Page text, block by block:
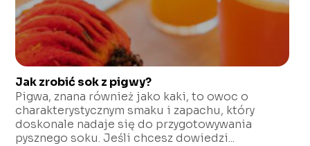
Jak zrobić sok z pigwy?
Pigwa, znana również jako kaki, to owoc o
charakterystycznym smaku i zapachu, który
doskonale nadaje się do przygotowywania
pysznego soku. Jeśli chcesz dowiedzi...